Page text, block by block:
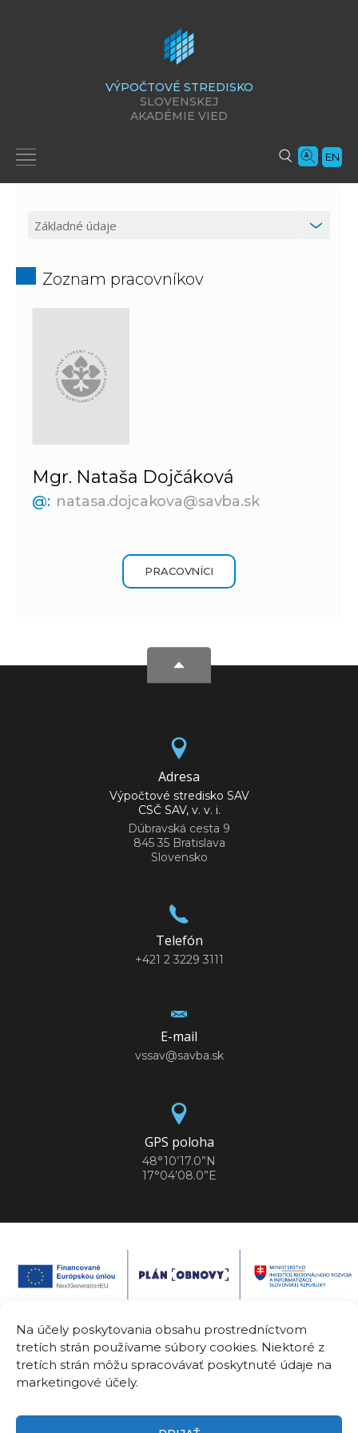
Na účely poskytovania obsahu prostredníctvom
tretích strán používame súbory cookies. Niektoré z
tretích strán môžu spracovávať poskytnuté údaje na
marketingové účely.
VÝPOČTOVÉ STREDISKO
SLOVENSKEJ
AKADÉMIE VIED
EN
Zoznam pracovníkov
Mgr. Nataša Dojčáková
@: natasa.dojcakova@savba.sk
PRACOVNÍCI
Adresa
Výpočtové stredisko SAV
CSČ SAV, v. v. i.
Dúbravská cesta 9
845 35 Bratislava
Slovensko
Telefón
+421 2 3229 3111
E-mail
vssav@savba.sk
GPS poloha
48°10’17.0”N
17°04’08.0”E
Spolufinancované Európskou úniou. Vyjadrené názory a postoje sú
názormi a vyhláseniami autora(-ov) a nemusia nevyhnutne odrážať
názory a stanoviská Európskej únie alebo Európskej komisie.
Európska únia ani orgán poskytujúci pomoc za ne nepreberajú
Center for Innovative Healthcare